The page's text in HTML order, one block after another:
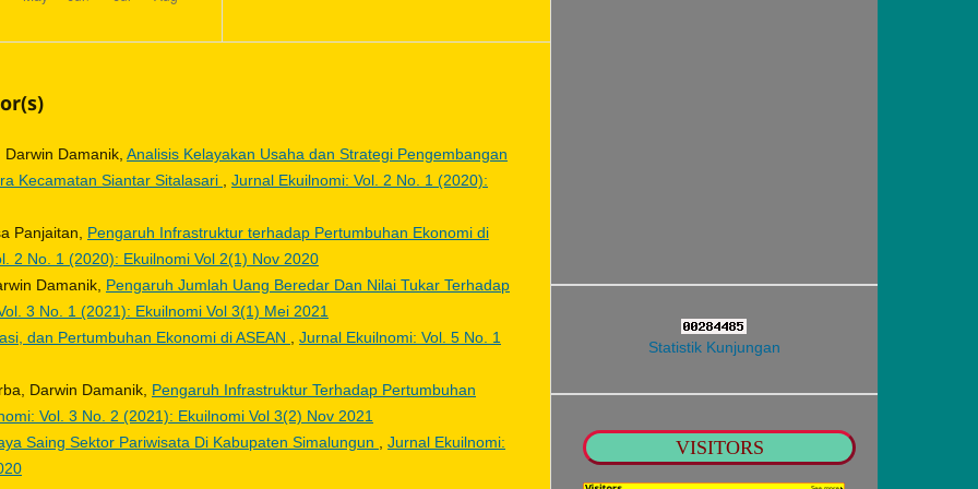
Damanik, Analisis Kelayakan Usaha dan Strategi Pengembangan
Kecamatan Siantar Sitalasari
Jurnal Ekuilnomi: Vol. 2 No. 1 (2020):
Panjaitan, Pengaruh Infrastruktur terhadap Pertumbuhan Ekonomi di
2 No. 1 (2020): Ekuilnomi Vol 2(1) Nov 2020
Damanik, Pengaruh Jumlah Uang Beredar Dan Nilai Tukar Terhadap
3 No. 1 (2021): Ekuilnomi Vol 3(1) Mei 2021
dan Pertumbuhan Ekonomi di ASEAN
Jurnal Ekuilnomi: Vol. 5 No. 1
Darwin Damanik, Pengaruh Infrastruktur Terhadap Pertumbuhan
Vol. 3 No. 2 (2021): Ekuilnomi Vol 3(2) Nov 2021
Saing Sektor Pariwisata Di Kabupaten Simalungun
Jurnal Ekuilnomi:
Statistik Kunjungan
VISITORS